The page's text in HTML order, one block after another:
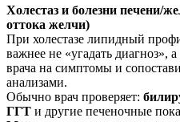
Холестаз и болезни печени/
оттока желчи)
При холестазе липидный
важнее не «угадать диагноз»,
врача на симптомы и
анализами.
Обычно врач проверяет:
ГГТ и другие печеночные